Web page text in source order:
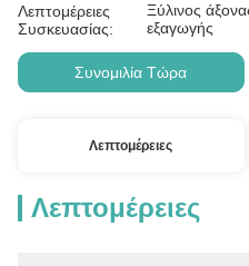
Λεπτομέρειες
Συσκευασίας:
Ξύλινος
εξαγωγής
Συνομιλία Τώρα
Λεπτομέρειες
Λεπτομέρειες